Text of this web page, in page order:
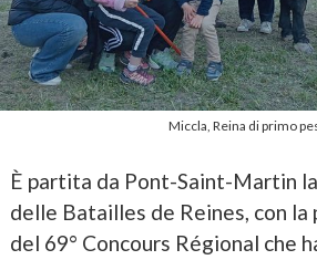
Miccla, Reina di primo
È partita da Pont-Saint-Martin
delle Batailles de Reines, con
del 69° Concours Régional che